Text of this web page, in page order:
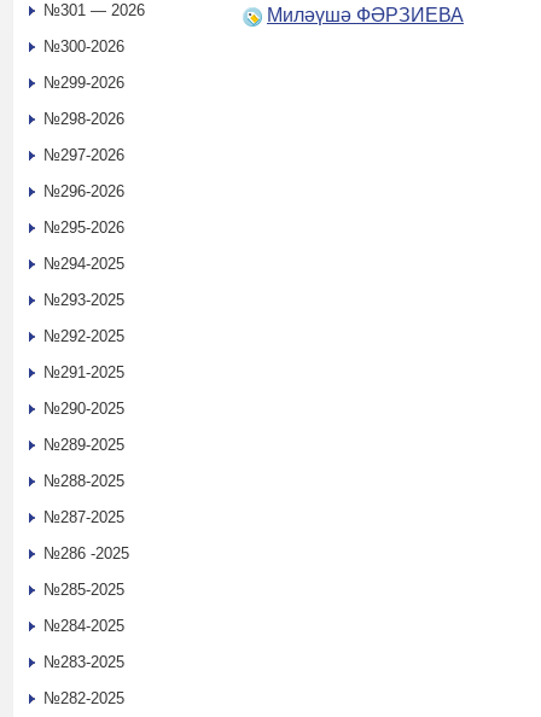
Миләүшә ФӘРЗИЕВА
№301 — 2026
№300-2026
№299-2026
№298-2026
№297-2026
№296-2026
№295-2026
№294-2025
№293-2025
№292-2025
№291-2025
№290-2025
№289-2025
№288-2025
№287-2025
№286 -2025
№285-2025
№284-2025
№283-2025
№282-2025